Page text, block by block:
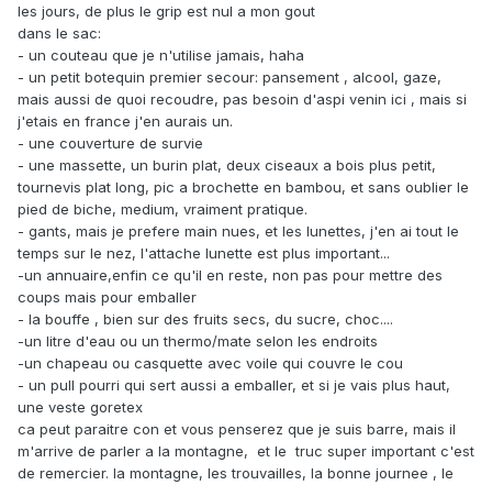
les jours, de plus le grip est nul a mon gout
dans le sac:
- un couteau que je n'utilise jamais, haha
- un petit botequin premier secour: pansement , alcool, gaze,
mais aussi de quoi recoudre, pas besoin d'aspi venin ici , mais si
j'etais en france j'en aurais un.
- une couverture de survie
- une massette, un burin plat, deux ciseaux a bois plus petit,
tournevis plat long, pic a brochette en bambou, et sans oublier le
pied de biche, medium, vraiment pratique.
- gants, mais je prefere main nues, et les lunettes, j'en ai tout le
temps sur le nez, l'attache lunette est plus important...
-un annuaire,enfin ce qu'il en reste, non pas pour mettre des
coups mais pour emballer
- la bouffe , bien sur des fruits secs, du sucre, choc....
-un litre d'eau ou un thermo/mate selon les endroits
-un chapeau ou casquette avec voile qui couvre le cou
- un pull pourri qui sert aussi a emballer, et si je vais plus haut,
une veste goretex
ca peut paraitre con et vous penserez que je suis barre, mais il
m'arrive de parler a la montagne, et le truc super important c'est
de remercier. la montagne, les trouvailles, la bonne journee , le